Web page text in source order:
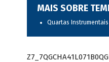
MAIS SOBRE
Quartas Instrumentais